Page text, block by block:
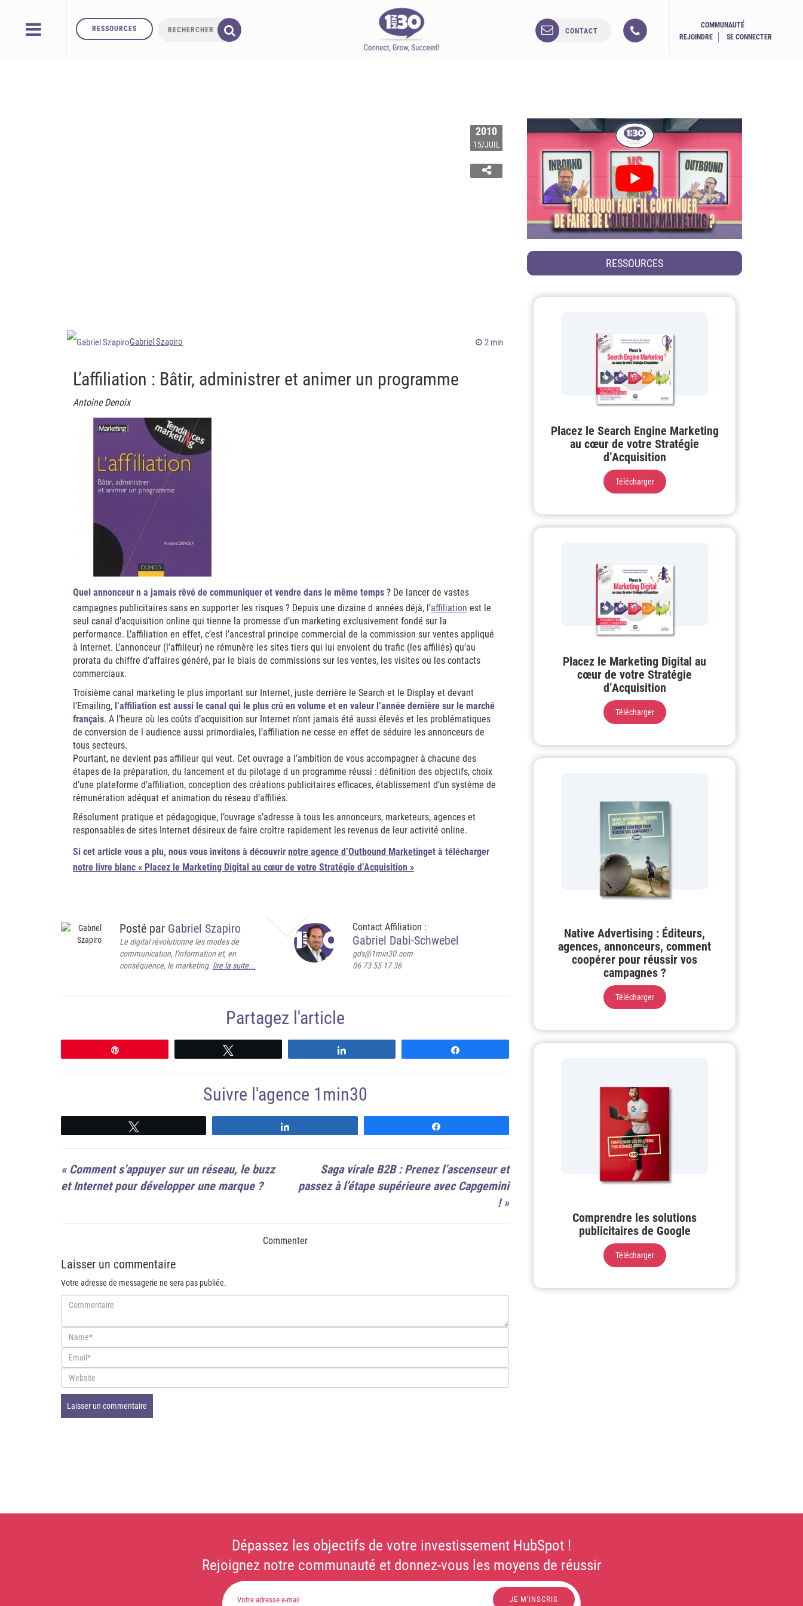
RESSOURCES CONTACT
COMMUNAUTÉ
REJOINDRE
SE CONNECTER
2010
15/JUIL
Gabriel Szapiro 2 min
L’affiliation : Bâtir, administrer et animer un programme
Antoine Denoix
Quel annonceur n a jamais rêvé de communiquer et vendre dans le même temps ? De lancer de vastes
campagnes publicitaires sans en supporter les risques ? Depuis une dizaine d années déjà, l’affiliation est le
seul canal d’acquisition online qui tienne la promesse d’un marketing exclusivement fondé sur la
performance. L’affiliation en effet, c’est l’ancestral principe commercial de la commission sur ventes appliqué
à Internet. L’annonceur (l’affilieur) ne rémunère les sites tiers qui lui envoient du trafic (les affiliés) qu’au
prorata du chiffre d’affaires généré, par le biais de commissions sur les ventes, les visites ou les contacts
commerciaux.
Troisième canal marketing le plus important sur Internet, juste derrière le Search et le Display et devant
l’Emailing, l’affiliation est aussi le canal qui le plus crû en volume et en valeur l’année dernière sur le marché
français. A l’heure où les coûts d’acquisition sur Internet n’ont jamais été aussi élevés et les problématiques
de conversion de l audience aussi primordiales, l’affiliation ne cesse en effet de séduire les annonceurs de
tous secteurs.
Pourtant, ne devient pas affilieur qui veut. Cet ouvrage a l’ambition de vous accompagner à chacune des
étapes de la préparation, du lancement et du pilotage d un programme réussi : définition des objectifs, choix
d’une plateforme d’affiliation, conception des créations publicitaires efficaces, établissement d’un système de
rémunération adéquat et animation du réseau d’affiliés.
Résolument pratique et pédagogique, l’ouvrage s’adresse à tous les annonceurs, marketeurs, agences et
responsables de sites Internet désireux de faire croître rapidement les revenus de leur activité online.
Si cet article vous a plu, nous vous invitons à découvrir notre agence d’Outbound Marketinget à télécharger
notre livre blanc « Placez le Marketing Digital au cœur de votre Stratégie d’Acquisition »
Posté par Gabriel Szapiro
Le digital révolutionne les modes de
communication, l'information et, en
conséquence, le marketing. lire la suite...
Contact Affiliation :
Gabriel Dabi-Schwebel
gds@1min30.com
06 73 55 17 36
Partagez l'article
Suivre l'agence 1min30
« Comment s’appuyer sur un réseau, le buzz
et Internet pour développer une marque ?
Saga virale B2B : Prenez l’ascenseur et
passez à l’étape supérieure avec Capgemini
!»
Commenter
Laisser un commentaire
Votre adresse de messagerie ne sera pas publiée.
RESSOURCES
Placez le Search Engine Marketing
au cœur de votre Stratégie
d’Acquisition
Télécharger
Placez le Marketing Digital au
cœur de votre Stratégie
d’Acquisition
Télécharger
Native Advertising : Éditeurs,
agences, annonceurs, comment
coopérer pour réussir vos
campagnes ?
Télécharger
Comprendre les solutions
publicitaires de Google
Télécharger
Dépassez les objectifs de votre investissement HubSpot !
Rejoignez notre communauté et donnez-vous les moyens de réussir